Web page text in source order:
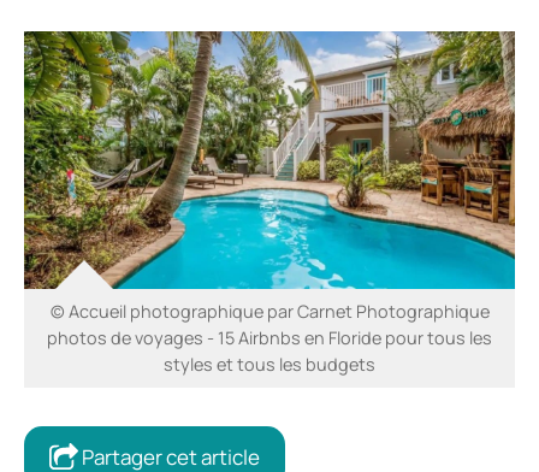
© Accueil photographique par Carnet Photographique
photos de voyages - 15 Airbnbs en Floride pour tous les
styles et tous les budgets
Partager cet article